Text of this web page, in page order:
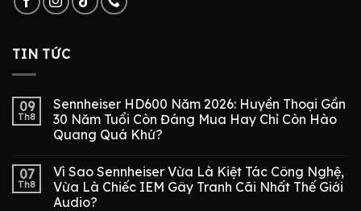
TIN TỨC
09
Th8
Sennheiser HD600 Năm 2026: Huyền Thoại Gần
30 Năm Tuổi Còn Đáng Mua Hay Chỉ Còn Hào
Quang Quá Khứ?
07
Th8
Vì Sao Sennheiser Vừa Là Kiệt Tác Công Nghệ,
Vừa Là Chiếc IEM Gây Tranh Cãi Nhất Thế Giới
Audio?